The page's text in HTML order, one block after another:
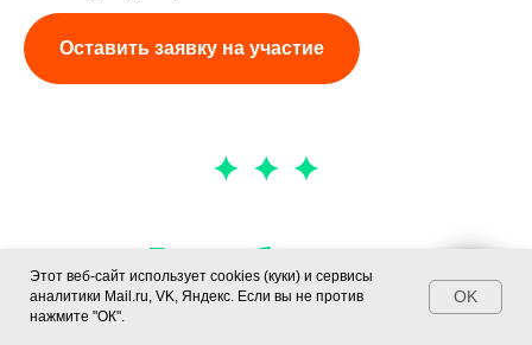
Оставить заявку на участие
Разработал и
запатентовал методику
Этот веб-сайт использует cookies (куки) и сервисы
аналитики Mail.ru, VK, Яндекс. Если вы не против
нажмите "ОК".
OK